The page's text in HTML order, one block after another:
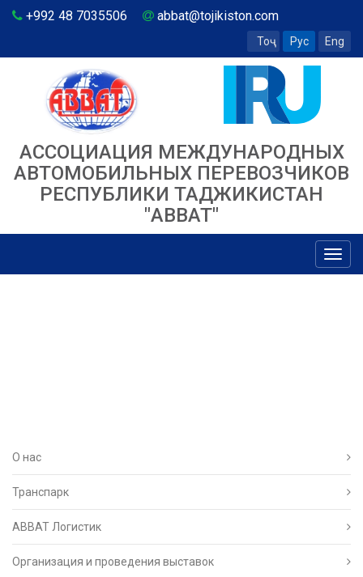
+992 48 7035506 abbat@tojikiston.com
Тоҷ Рус Eng
АССОЦИАЦИЯ МЕЖДУНАРОДНЫХ
АВТОМОБИЛЬНЫХ ПЕРЕВОЗЧИКОВ
РЕСПУБЛИКИ ТАДЖИКИСТАН
"ABBAT"
О нас
Транспарк
ABBAT Логистик
Организация и проведения выставок